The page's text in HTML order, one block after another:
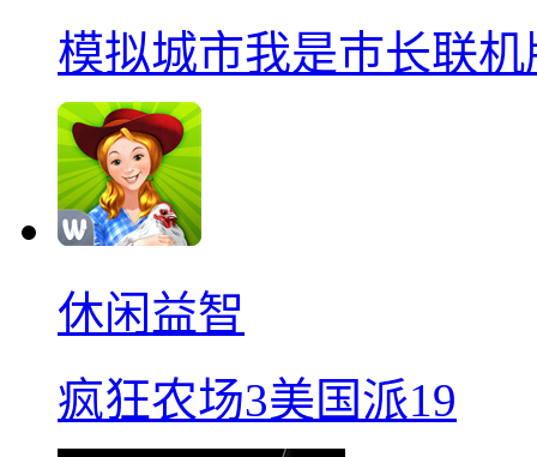
模拟城市我是巿长联机
休闲益智
疯狂农场3美国派19